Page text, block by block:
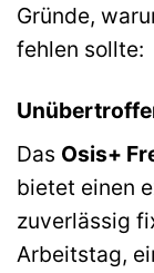
Gründe,
fehlen sollte:
Das Osis+
bietet einen
zuverlässig
Arbeitstag,